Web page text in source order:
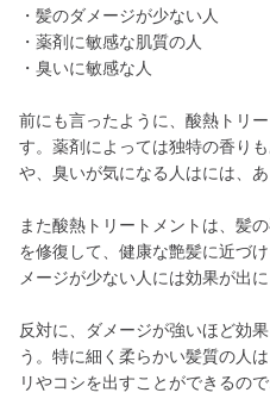
・髪のダメージが少ない人
・薬剤に敏感な肌質の人
・臭いに敏感な人
前にも言ったように、酸熱トリ
す。薬剤によっては独特の香り
や、臭いが気になる人はには、
また酸熱トリートメントは、髪
を修復して、健康な艶髪に近づ
メージが少ない人には効果が出
反対に、ダメージが強いほど効
う。特に細く柔らかい髪質の人
リやコシを出すことができるので